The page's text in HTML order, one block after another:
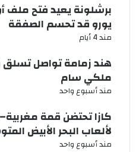
يورو قد تحسم الصفقة
مند 4 أيام
هند زمامة تواصل
ملكي سام
مند أسبوع واحد
كازا تحتضن قمة
لألعاب البحر الأبيض
مند أسبوع واحد